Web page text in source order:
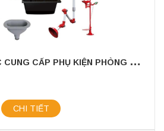
S
CS LAB - ĐỐI TÁC CUNG CẤP PHỤ KIỆN PHÒNG THÍ NGHIỆM TIN CẬY
CHI TIẾT